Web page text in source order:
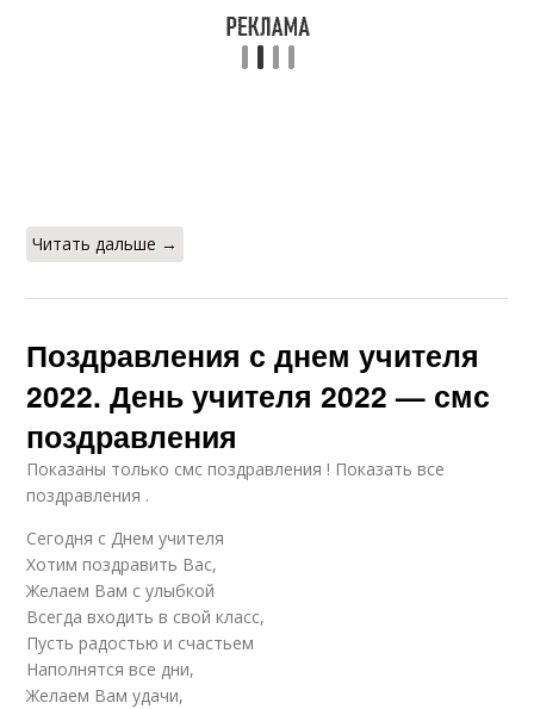
Читать дальше →
Поздравления с днем учителя
2022. День учителя 2022 — смс
поздравления
Показаны только смс поздравления ! Показать все
поздравления .
Сегодня с Днем учителя
Хотим поздравить Вас,
Желаем Вам с улыбкой
Всегда входить в свой класс,
Пусть радостью и счастьем
Наполнятся все дни,
Желаем Вам удачи,